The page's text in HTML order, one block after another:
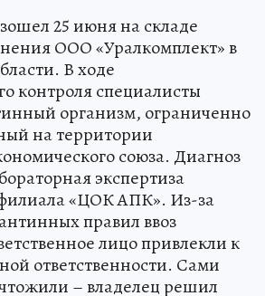
25 июня на складе
ООО «Уралкомплект» в
В ходе
контроля специалисты
организм, ограниченно
на территории
союза. Диагноз
экспертиза
«ЦОК АПК». Из-за
правил ввоз
лицо привлекли к
ответственности. Сами
– владелец решил